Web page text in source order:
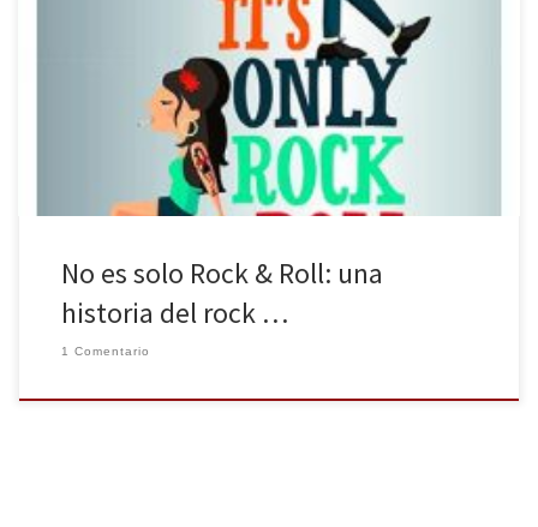
Los entusiastas de la música rock están de enhorabuena: la
editorial Lunwerg ha publicado la obra de Susana Monteagudo
(con ilustraciones de Marta Colomer-Tutticonfetti) It’s only Rock and
Roll: Una historia del rock ilustrada (abril-mayo de 2018). La obra,
que parece hacer en su título un guiño a It is […]
No es solo Rock & Roll: una
historia del rock …
1 Comentario